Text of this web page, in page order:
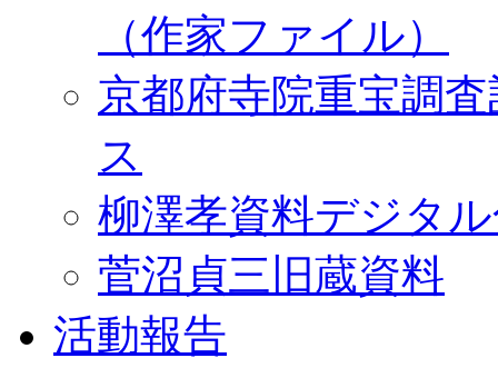
（作家ファイル）
京都府寺院重宝調
ス
柳澤孝資料デジタ
菅沼貞三旧蔵資料
活動報告